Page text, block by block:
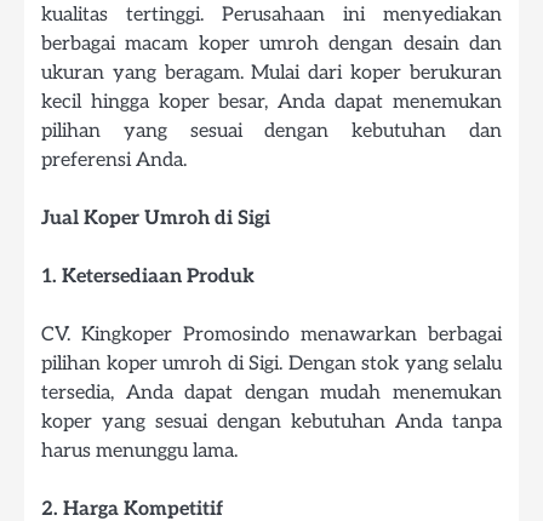
kualitas tertinggi. Perusahaan ini menyediakan
berbagai macam koper umroh dengan desain dan
ukuran yang beragam. Mulai dari koper berukuran
kecil hingga koper besar, Anda dapat menemukan
pilihan yang sesuai dengan kebutuhan dan
preferensi Anda.
Jual Koper Umroh di Sigi
1. Ketersediaan Produk
CV. Kingkoper Promosindo menawarkan berbagai
pilihan koper umroh di Sigi. Dengan stok yang selalu
tersedia, Anda dapat dengan mudah menemukan
koper yang sesuai dengan kebutuhan Anda tanpa
harus menunggu lama.
2. Harga Kompetitif